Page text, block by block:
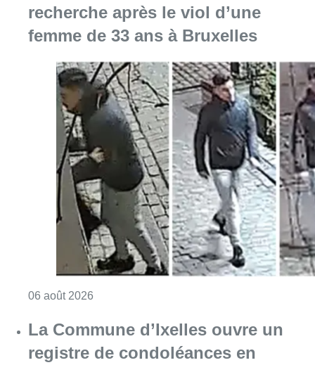
recherche après le viol d’une
femme de 33 ans à Bruxelles
06 août 2026
La Commune d’Ixelles ouvre un
registre de condoléances en